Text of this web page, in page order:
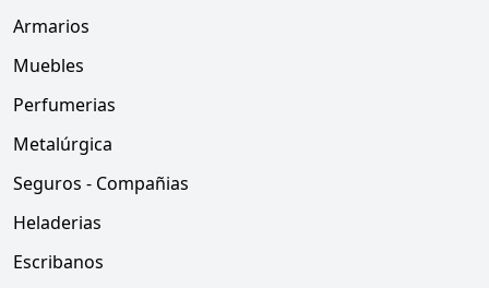
Armarios
Muebles
Perfumerias
Metalúrgica
Seguros - Compañias
Heladerias
Escribanos